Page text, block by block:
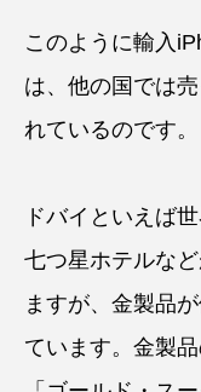
このように輸入
は、他の国では
れているのです。
ドバイといえば
七つ星ホテルな
ますが、金製品
ています。金製